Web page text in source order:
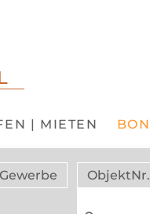
| MIETEN
Gewerbe Suche
ObjektNr.